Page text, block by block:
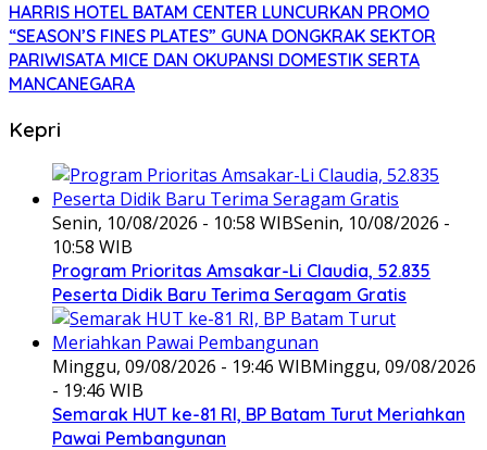
HARRIS HOTEL BATAM CENTER LUNCURKAN PROMO
“SEASON’S FINES PLATES” GUNA DONGKRAK SEKTOR
PARIWISATA MICE DAN OKUPANSI DOMESTIK SERTA
MANCANEGARA
Kepri
Senin, 10/08/2026 - 10:58 WIBSenin, 10/08/2026 -
10:58 WIB
Program Prioritas Amsakar-Li Claudia, 52.835
Peserta Didik Baru Terima Seragam Gratis
Minggu, 09/08/2026 - 19:46 WIBMinggu, 09/08/2026
- 19:46 WIB
Semarak HUT ke-81 RI, BP Batam Turut Meriahkan
Pawai Pembangunan